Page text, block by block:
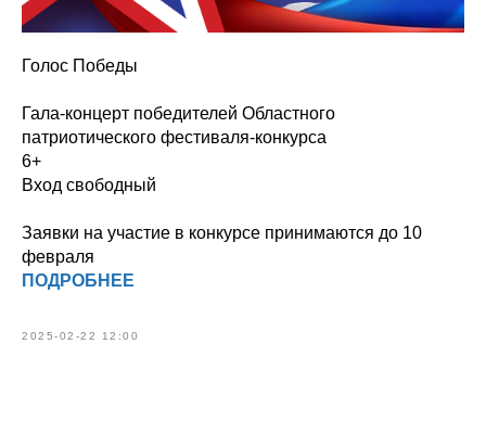
Голос Победы
Гала-концерт победителей Областного
патриотического фестиваля-конкурса
6+
Вход свободный
Заявки на участие в конкурсе принимаются до 10
февраля
ПОДРОБНЕЕ
2025-02-22 12:00